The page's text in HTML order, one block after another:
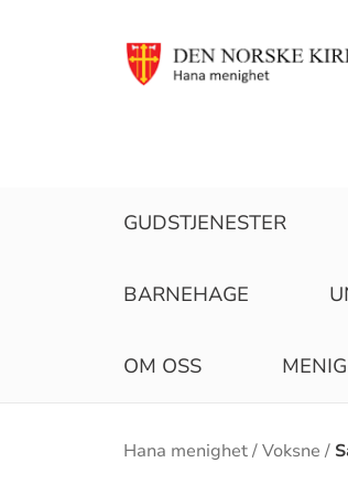
GUDSTJENESTER
BARNEHAGE
OM OSS
Hana menighet Voksne